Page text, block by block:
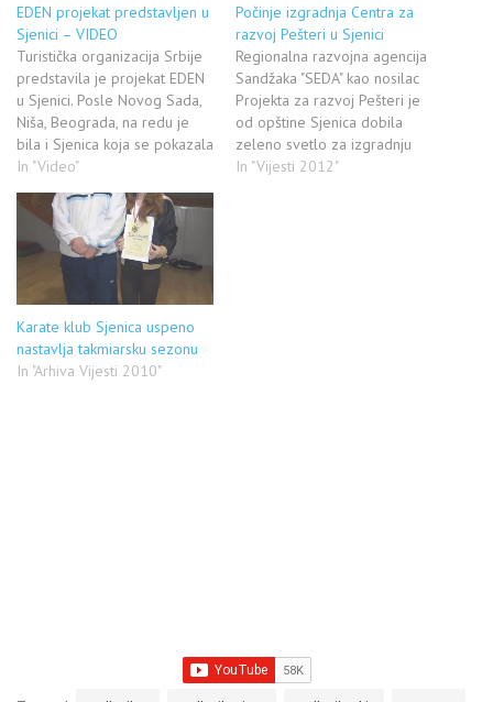
EDEN projekat predstavljen u
Sjenici – VIDEO
Turistička organizacija Srbije
predstavila je projekat EDEN
u Sjenici. Posle Novog Sada,
Niša, Beograda, na redu je
bila i Sjenica koja se pokazala
kao ljubazan domaćin
predstavnicima TO Srbije.
Projekat EDEN ima za cilj
prezentaciju ponude turizma
koja je karakteristicna za
jedno podneblje, i ove
godine se bira pet takvih…
In "Video"
Počinje izgradnja Centra za
razvoj Pešteri u Sjenici
Regionalna razvojna agencija
Sandžaka "SEDA" kao nosilac
Projekta za razvoj Pešteri je
od opštine Sjenica dobila
zeleno svetlo za izgradnju
Centra za razvoj Pešteri u
In "Vijesti 2012"
Karate klub Sjenica uspeno
nastavlja takmiarsku sezonu
In "Arhiva Vijesti 2010"